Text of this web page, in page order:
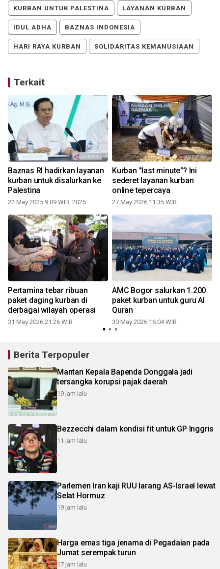
KURBAN UNTUK PALESTINA LAYANAN KURBAN
IDUL ADHA BAZNAS INDONESIA
HARI RAYA KURBAN SOLIDARITAS KEMANUSIAAN
Terkait
Baznas RI hadirkan layanan
kurban untuk disalurkan ke
Palestina
22 May 2025 9:09 WIB, 2025
Kurban "last minute"? Ini
sederet layanan kurban
online tepercaya
27 May 2026 11:35 WIB
Pertamina tebar ribuan
paket daging kurban di
derbagai wilayah operasi
31 May 2026 21:26 WIB
AMC Bogor salurkan 1.200
paket kurban untuk guru Al
Quran
30 May 2026 16:04 WIB
Berita Terpopuler
Mantan Kepala Bapenda Donggala jadi
tersangka korupsi pajak daerah
19 jam lalu
Bezzecchi dalam kondisi fit untuk GP Inggris
11 jam lalu
Parlemen Iran kaji RUU larang AS-Israel lewat
Selat Hormuz
19 jam lalu
Harga emas tiga jenama di Pegadaian pada
Jumat serempak turun
17 jam lalu